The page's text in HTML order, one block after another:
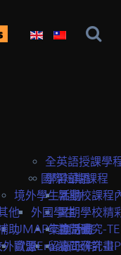
全英語授課學
學習華語
國際短期課程
暑期校課程
暑期學校精
訪問研究-
訪問研究-
境外學生活動
外國學生
年度活動
留臺工作
他
UMAP交換計畫
歐盟Erasmus+計畫
助
外資源